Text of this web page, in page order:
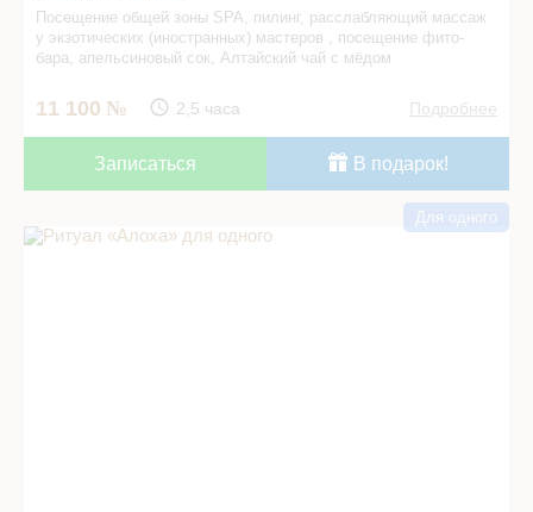
Посещение общей зоны SPA, пилинг, расслабляющий массаж
у экзотических (иностранных) мастеров , посещение фито-
бара, апельсиновый сок, Алтайский чай с мёдом
11 100 2,5 часа Подробнее
Записаться В подарок!
Ритуал «Алоха» для одного в СПА салоне
Для одного